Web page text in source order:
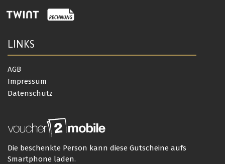
LINKS
AGB
Impressum
Datenschutz
Die beschenkte Person kann diese Gutscheine aufs
Smartphone laden.